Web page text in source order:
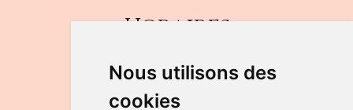
Nous utilisons des
cookies
Horaires
DU LUNDI AU VENDREDI
de 9h à 12h30 et de 14h à 18h